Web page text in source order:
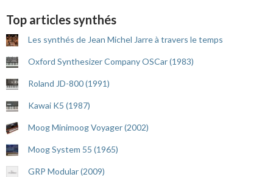
Top articles synthés
Les synthés de Jean Michel Jarre à travers le temps
Oxford Synthesizer Company OSCar (1983)
Roland JD-800 (1991)
Kawai K5 (1987)
Moog Minimoog Voyager (2002)
Moog System 55 (1965)
GRP Modular (2009)